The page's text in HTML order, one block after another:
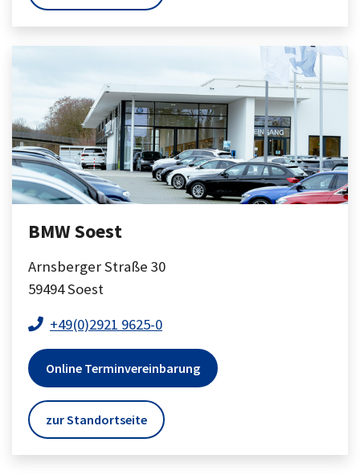
BMW Soest
Arnsberger Straße 30
59494Soest
+49(0)2921 9625-0
Online Terminvereinbarung
zur Standortseite